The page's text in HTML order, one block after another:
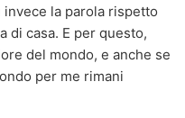
la parola rispetto
di casa. E per questo,
del mondo, e anche se
per me rimani